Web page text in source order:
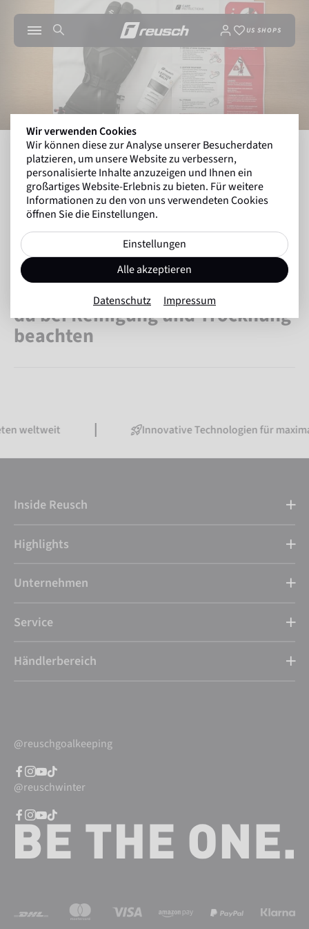
US SHOPS
INSIDE REUSCH PFLEGE-TIPPS FÜR
Zurück zur Übersicht
Ratgeber
29.08.2025
Pflege-Tipps für
Winterhandschuhe: Das solltest
du bei Reinigung und Trocknung
beachten
weltweit Innovative Technologien für
Inside Reusch
Highlights
Unternehmen
Service
Händlerbereich
@reuschgoalkeeping
@reuschwinter
Wir verwenden Cookies
Wir können diese zur Analyse unserer Besucherdaten
platzieren, um unsere Website zu verbessern,
personalisierte Inhalte anzuzeigen und Ihnen ein
großartiges Website-Erlebnis zu bieten. Für weitere
Informationen zu den von uns verwendeten Cookies
öffnen Sie die Einstellungen.
Einstellungen
Alle akzeptieren
Datenschutz Impressum